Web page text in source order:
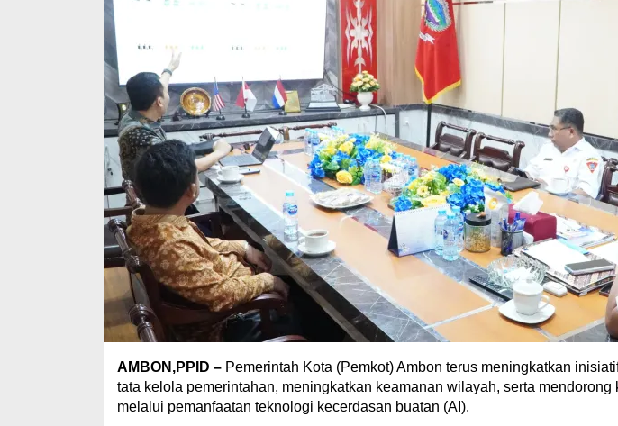
AMBON,PPID –Pemerintah Kota (Pemkot) Ambon terus meningkatkan
tata kelola pemerintahan, meningkatkan keamanan wilayah, serta
melalui pemanfaatan teknologi kecerdasan buatan (AI).